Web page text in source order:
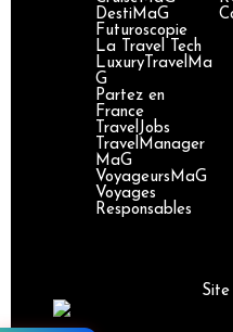
DestiMaG
Futuroscopie
La Travel Tech
LuxuryTravelMa
G
Partez en
France
TravelJobs
TravelManager
MaG
VoyageursMaG
Voyages
Responsables